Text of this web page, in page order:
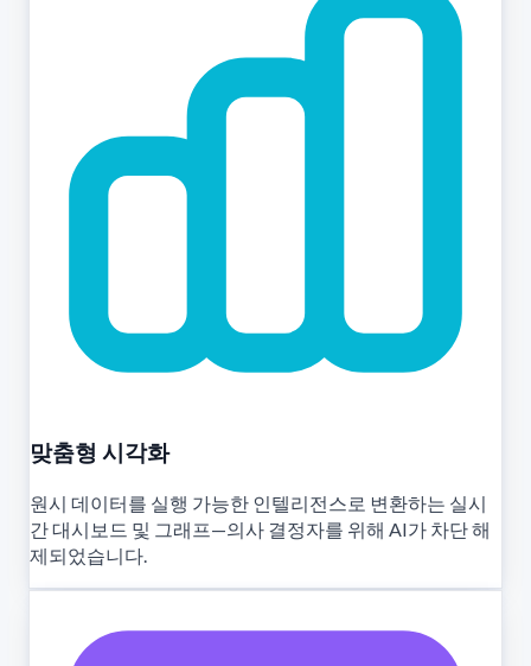
맞춤형 시각화
원시 데이터를 실행 가능한 인텔리전스로 변환하는 실시
간 대시보드 및 그래프—의사 결정자를 위해 AI가 차단 해
제되었습니다.